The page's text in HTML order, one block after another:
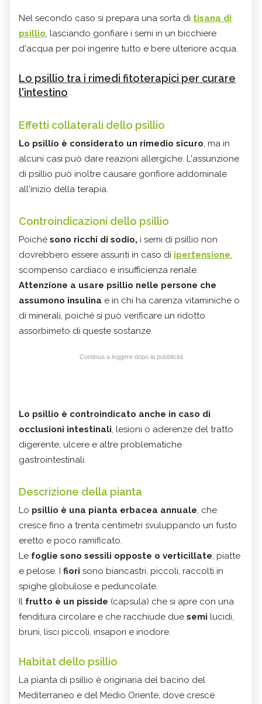
Nel secondo caso si prepara una sorta di tisana di
psillio, lasciando gonfiare i semi in un bicchiere
d'acqua per poi ingerire tutto e bere ulteriore acqua.
Lo psillio tra i rimedi fitoterapici per curare
l'intestino
Effetti collaterali dello psillio
Lo psillio è considerato un rimedio sicuro, ma in
alcuni casi può dare reazioni allergiche. L'assunzione
di psillio può inoltre causare gonfiore addominale
all'inizio della terapia.
Controindicazioni dello psillio
Poiché sono ricchi di sodio, i semi di psillio non
dovrebbero essere assunti in caso di ipertensione,
scompenso cardiaco e insufficienza renale.
Attenzione a usare psillio nelle persone che
assumono insulina e in chi ha carenza vitaminiche o
di minerali, poiché si può verificare un ridotto
assorbimeto di queste sostanze.
Continua a leggere dopo la pubblicità
Lo psillio è controindicato anche in caso di
occlusioni intestinali, lesioni o aderenze del tratto
digerente, ulcere e altre problematiche
gastrointestinali.
Descrizione della pianta
Lo psillio è una pianta erbacea annuale, che
cresce fino a trenta centimetri svuluppando un fusto
eretto e poco ramificato.
Le foglie sono sessili opposte o verticillate, piatte
e pelose. I
fiori sono biancastri, piccoli, raccolti in
spighe globulose e peduncolate.
Il frutto è un pisside (capsula) che si apre con una
fenditura circolare e che racchiude due semi lucidi,
bruni, lisci piccoli, insapori e inodore.
Habitat dello psillio
La pianta di psillio è originaria del bacino del
Mediterraneo e del Medio Oriente, dove cresce